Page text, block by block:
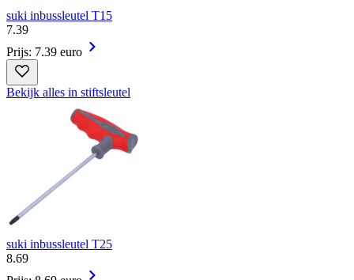
suki inbussleutel T15
7.39
Prijs: 7.39 euro
Bekijk alles in stiftsleutel
suki inbussleutel T25
8.69